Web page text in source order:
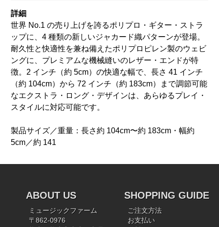
詳細
世界 No.1 の売り上げを誇るポリプロ・ギター・ストラ
ップに、4 種類の新しいジャカード織パターンが登場。
耐久性と快適性を兼ね備えたポリプロピレン製のウェビ
ングに、プレミアムな機械縫いのレザー・エンドが特
徴。2 インチ（約 5cm）の快適な幅で、長さ 41 インチ
（約 104cm）から 72 インチ（約 183cm）まで調節可能
なエクストラ・ロング・デザインは、あらゆるプレイ・
スタイルに対応可能です。
製品サイズ／重量：長さ約 104cm〜約 183cm・幅約
5cm／約 141
ABOUT US
ミュージックファーム
〒862-0976
SHOPPING GUIDE
ご注文方法
お支払い